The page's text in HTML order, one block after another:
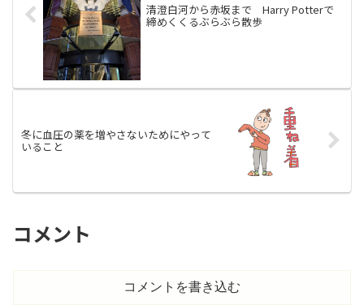
清澄白河から赤坂まで Harry Potterで
締めくくるぶらぶら散歩
冬に血圧の薬を増やさないためにやって
いること
コメント
コメントを書き込む